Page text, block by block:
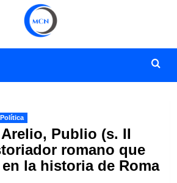
Publio (s. II
romano que
la historia de Roma